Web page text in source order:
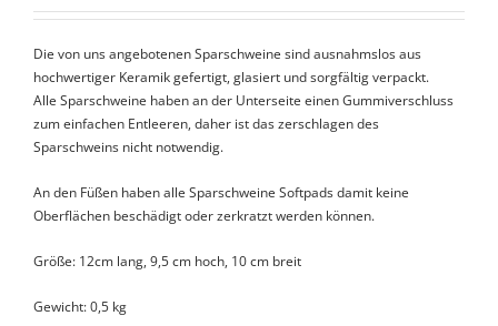
€ 10,99€ 6,99.
Die von uns angebotenen Sparschweine sind ausnahmslos aus
hochwertiger Keramik gefertigt, glasiert und sorgfältig verpackt.
Alle Sparschweine haben an der Unterseite einen Gummiverschluss
zum einfachen Entleeren, daher ist das zerschlagen des
Sparschweins nicht notwendig.
An den Füßen haben alle Sparschweine Softpads damit keine
Oberflächen beschädigt oder zerkratzt werden können.
Größe: 12cm lang, 9,5 cm hoch, 10 cm breit
Gewicht: 0,5 kg